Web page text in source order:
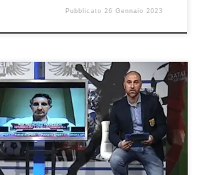
Pubblicato26 Gennaio 2023
– Pianeta Sport TV – Intervista del
della salute” Potete guardare
visione! Buonasera e ben tornati al “Corner
è con noi il Prof. Francesco Franceschi –
San Pietro Fatebenefratelli di Roma.